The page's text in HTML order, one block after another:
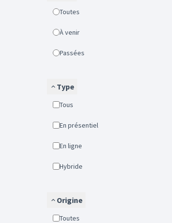
Toutes
À venir
Passées
Type
Tous
En présentiel
En ligne
Hybride
Origine
Toutes